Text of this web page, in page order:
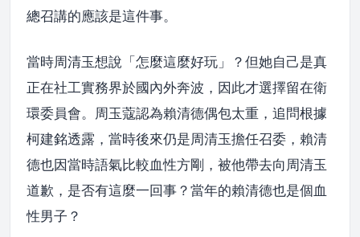
總召講的應該是這件事。
當時周清玉想說「怎麼這麼好玩」？但她自己是真
正在社工實務界於國內外奔波，因此才選擇留在衛
環委員會。周玉蔻認為賴清德偶包太重，追問根據
柯建銘透露，當時後來仍是周清玉擔任召委，賴清
德也因當時語氣比較血性方剛，被他帶去向周清玉
道歉，是否有這麼一回事？當年的賴清德也是個血
性男子？